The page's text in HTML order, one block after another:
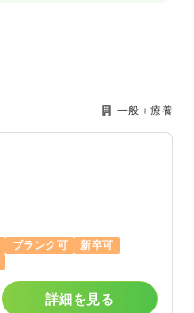
一般＋療養
ブランク可
新卒可
詳細を見る